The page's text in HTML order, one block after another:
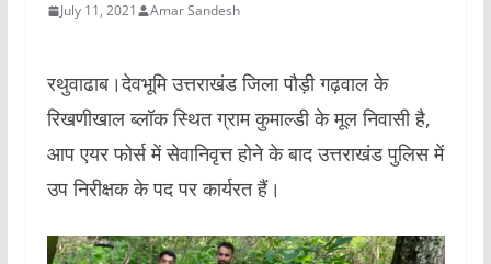
July 11, 2021 Amar Sandesh
रथुवाढाब।देवभूमि उत्तराखंड जिला पौड़ी गढ़वाल के
रिखणीखाल ब्लॉक स्थित ग्राम कुमाल्डी के मूल निवासी है,
आप एयर फोर्स में सेवानिवृत्त होने के बाद उत्तराखंड पुलिस में
उप निरीक्षक के पद पर कार्यरत हैं।
Video